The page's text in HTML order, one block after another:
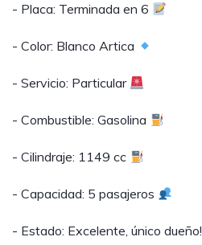
- Placa: Terminada en 6
- Color: Blanco Artica
- Servicio: Particular
- Combustible: Gasolina
- Cilindraje: 1149 cc
- Capacidad: 5 pasajeros
- Estado: Excelente, único dueño!